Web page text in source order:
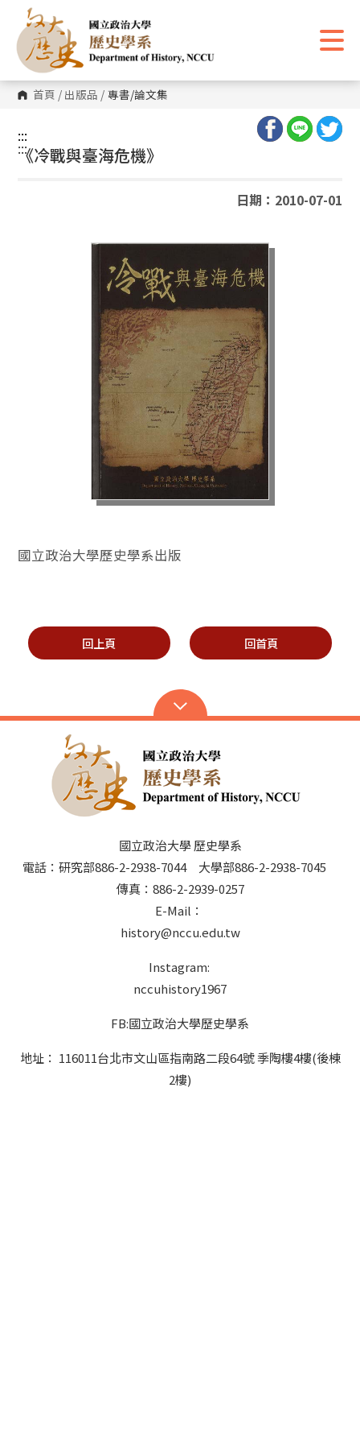
主
要
內
區
塊 首頁 / 出版品 / 專書/論文集
:::
:::
《冷戰與臺海危機》
日期：2010-07-01
國立政治大學歷史學系出版
回上頁 回首頁
國立政治大學 歷史學系
電話：研究部886-2-2938-7044 大學部886-2-2938-7045
傳真：886-2-2939-0257
E-Mail：
history@nccu.edu.tw
Instagram:
nccuhistory1967
FB:國立政治大學歷史學系
地址： 116011台北市文山區指南路二段64號 季陶樓4樓(後棟
2樓)